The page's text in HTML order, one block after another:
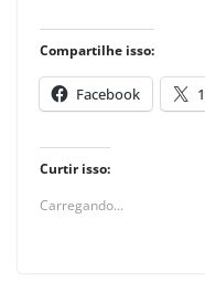
Compartilhe isso:
Facebook
Curtir isso:
Carregando...